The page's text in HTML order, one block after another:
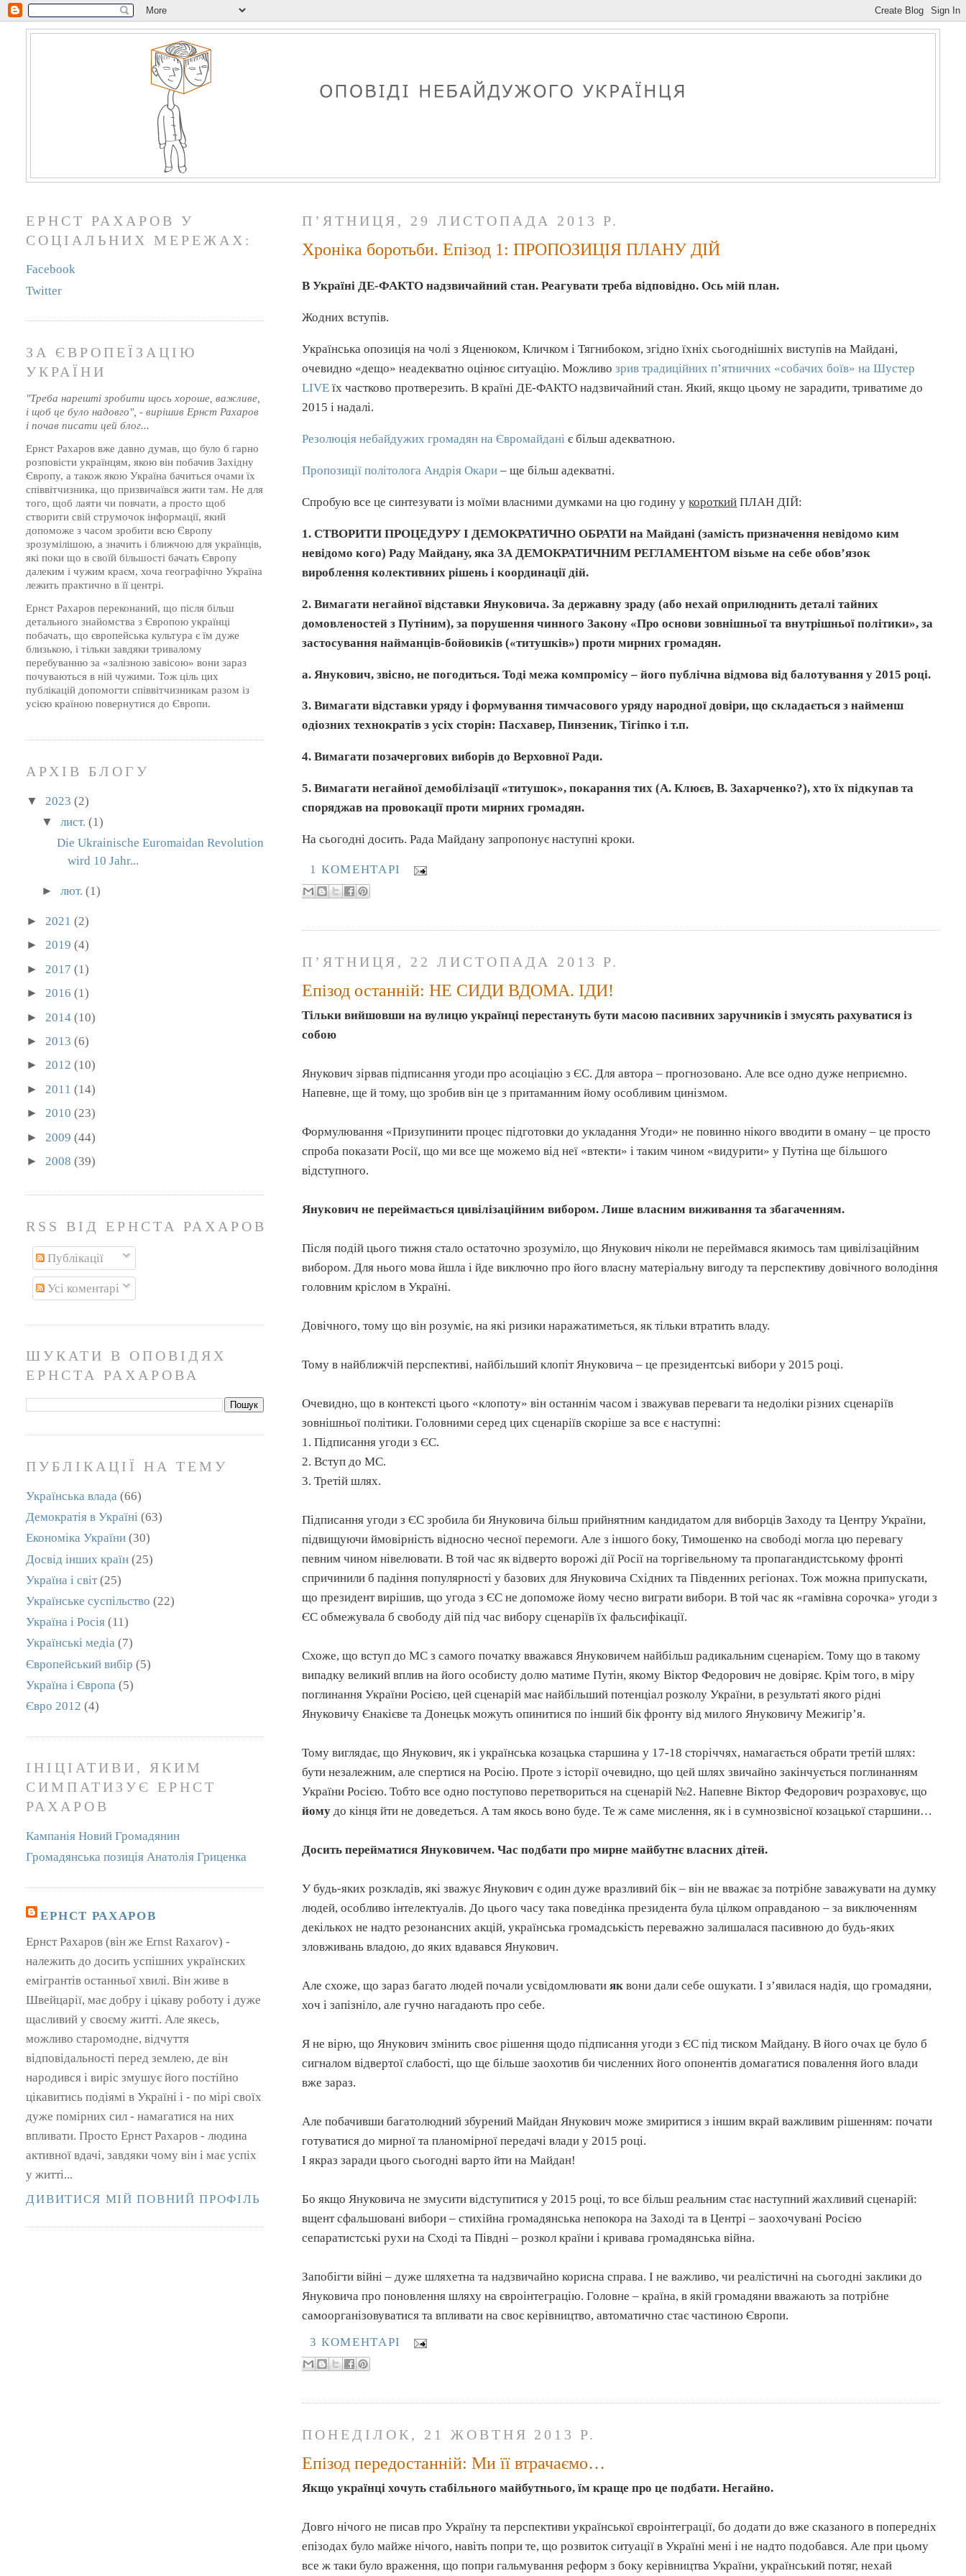
ПʼЯТНИЦЯ, 29 ЛИСТОПАДА 2013 Р.
Хроніка боротьби. Епізод 1: ПРОПОЗИЦІЯ ПЛАНУ ДІЙ
В Україні ДЕ-ФАКТО надзвичайний стан. Реагувати треба відповідно. Ось мій план.
Жодних вступів.
Українська опозиція на чолі з Яценюком, Кличком і Тягнибоком, згідно їхніх сьогоднішніх виступів на Майдані,
очевидно «дещо» неадекватно оцінює ситуацію. Можливозрив традиційних п’ятничних «собачих боїв» на Шустер
LIVE їх частково протверезить. В країні ДЕ-ФАКТО надзвичайний стан. Який, якщо цьому не зарадити, триватиме до
2015 і надалі.
Резолюція небайдужих громадян на Євромайдані є більш адекватною.
Пропозиції політолога Андрія Окари – ще більш адекватні.
Спробую все це синтезувати із моїми власними думками на цю годину укороткий ПЛАН ДІЙ:
1.СТВОРИТИ ПРОЦЕДУРУ І ДЕМОКРАТИЧНО ОБРАТИ на Майдані (замість призначення невідомо ким
невідомо кого) Раду Майдану, яка ЗА ДЕМОКРАТИЧНИМ РЕГЛАМЕНТОМ візьме на себе обов’язок
вироблення колективних рішень і координації дій.
2.Вимагати негайної відставки Януковича. За державну зраду (або нехай оприлюднить деталі тайних
домовленостей з Путіним), за порушення чинного Закону «Про основи зовнішньої та внутрішньої політики», за
застосування найманців-бойовиків («титушків») проти мирних громадян.
a. Янукович, звісно, не погодиться. Тоді межа компромісу – його публічна відмова від балотування у 2015 році.
3.Вимагати відставки уряду і формування тимчасового уряду народної довіри, що складається з найменш
одіозних технократів з усіх сторін: Пасхавер, Пинзеник, Тігіпко і т.п.
4.Вимагати позачергових виборів до Верховної Ради.
5.Вимагати негайної демобілізації «титушок», покарання тих (А. Клюєв, В. Захарченко?), хто їх підкупав та
споряджав на провокації проти мирних громадян.
На сьогодні досить. Рада Майдану запропонує наступні кроки.
1 КОМЕНТАРІ
ПʼЯТНИЦЯ, 22 ЛИСТОПАДА 2013 Р.
Епізод останній: НЕ СИДИ ВДОМА. ІДИ!
Тільки вийшовши на вулицю українці перестануть бути масою пасивних заручників і змусять рахуватися із
собою
Янукович зірвав підписання угоди про асоціацію з ЄС. Для автора – прогнозовано. Але все одно дуже неприємно.
Напевне, ще й тому, що зробив він це з притаманним йому особливим цинізмом.
Формулювання «Призупинити процес підготовки до укладання Угоди» не повинно нікого вводити в оману – це просто
спроба показати Росії, що ми все ще можемо від неї «втекти» і таким чином «видурити» у Путіна ще більшого
відступного.
Янукович не переймається цивілізаційним вибором. Лише власним виживання та збагаченням.
Після подій цього тижня стало остаточно зрозуміло, що Янукович ніколи не переймався якимось там цивілізаційним
вибором. Для нього мова йшла і йде виключно про його власну матеріальну вигоду та перспективу довічного володіння
головним кріслом в Україні.
Довічного, тому що він розуміє, на які ризики наражатиметься, як тільки втратить владу.
Тому в найближчій перспективі, найбільший клопіт Януковича – це президентські вибори у 2015 році.
Очевидно, що в контексті цього «клопоту» він останнім часом і зважував переваги та недоліки різних сценаріїв
зовнішньої політики. Головними серед цих сценаріїв скоріше за все є наступні:
1. Підписання угоди з ЄС.
2. Вступ до МС.
3. Третій шлях.
Підписання угоди з ЄС зробила би Януковича більш прийнятним кандидатом для виборців Заходу та Центру України,
підвищуючи ймовірність відносно чесної перемоги. Але з іншого боку, Тимошенко на свободі могла цю перевагу
певним чином нівелювати. В той час як відверто ворожі дії Росії на торгівельному та пропагандистському фронті
спричинили б падіння популярності у базових для Януковича Східних та Південних регіонах. Тож можна припускати,
що президент вирішив, що угода з ЄС не допоможе йому чесно виграти вибори. В той час як «гамівна сорочка» угоди з
ЄС обмежувала б свободу дій під час вибору сценаріїв їх фальсифікації.
Схоже, що вступ до МС з самого початку вважався Януковичем найбільш радикальним сценарієм. Тому що в такому
випадку великий вплив на його особисту долю матиме Путін, якому Віктор Федорович не довіряє. Крім того, в міру
поглинання України Росією, цей сценарій має найбільший потенціал розколу України, в результаті якого рідні
Януковичу Єнакієве та Донецьк можуть опинитися по інший бік фронту від милого Януковичу Межигір’я.
Тому виглядає, що Янукович, як і українська козацька старшина у 17-18 сторіччях, намагається обрати третій шлях:
бути незалежним, але спертися на Росію. Проте з історії очевидно, що цей шлях звичайно закінчується поглинанням
України Росією. Тобто все одно поступово перетвориться на сценарій №2. Напевне Віктор Федорович розраховує, що
йому до кінця йти не доведеться. А там якось воно буде. Те ж саме мислення, як і в сумнозвісної козацької старшини…
Досить перейматися Януковичем. Час подбати про мирне майбутнє власних дітей.
У будь-яких розкладів, які зважує Янукович є один дуже вразливий бік – він не вважає за потрібне заважувати на думку
людей, особливо інтелектуалів. До цього часу така поведінка президента була цілком оправданою – за виключенням
декількох не надто резонансних акцій, українська громадськість переважно залишалася пасивною до будь-яких
зловживань владою, до яких вдавався Янукович.
Але схоже, що зараз багато людей почали усвідомлювати як вони дали себе ошукати. І з’явилася надія, що громадяни,
хоч і запізніло, але гучно нагадають про себе.
Я не вірю, що Янукович змінить своє рішення щодо підписання угоди з ЄС під тиском Майдану. В його очах це було б
сигналом відвертої слабості, що ще більше заохотив би численних його опонентів домагатися повалення його влади
вже зараз.
Але побачивши багатолюдний збурений Майдан Янукович може змиритися з іншим вкрай важливим рішенням: почати
готуватися до мирної та планомірної передачі влади у 2015 році.
І якраз заради цього сьогодні варто йти на Майдан!
Бо якщо Януковича не змусити відступитися у 2015 році, то все більш реальним стає наступний жахливий сценарій:
вщент сфальшовані вибори – стихійна громадянська непокора на Заході та в Центрі – заохочувані Росією
сепаратистські рухи на Сході та Півдні – розкол країни і кривава громадянська війна.
Запобігти війні – дуже шляхетна та надзвичайно корисна справа. І не важливо, чи реалістичні на сьогодні заклики до
Януковича про поновлення шляху на євроінтеграцію. Головне – країна, в якій громадяни вважають за потрібне
самоорганізовуватися та впливати на своє керівництво, автоматично стає частиною Європи.
3 КОМЕНТАРІ
ПОНЕДІЛОК, 21 ЖОВТНЯ 2013 Р.
Епізод передостанній: Ми її втрачаємо…
Якщо українці хочуть стабільного майбутнього, їм краще про це подбати. Негайно.
Довго нічого не писав про Україну та перспективи української євроінтеграції, бо додати до вже сказаного в попередніх
епізодах було майже нічого, навіть попри те, що розвиток ситуації в Україні мені і не надто подобався. Але при цьому
все ж таки було враження, що попри гальмування реформ з боку керівництва України, український потяг, нехай
ЕРНСТ РАХАРОВ У
СОЦІАЛЬНИХ МЕРЕЖАХ:
Facebook
Twitter
ЗА ЄВРОПЕЇЗАЦІЮ
УКРАЇНИ
"Треба нарешті зробити щось хороше, важливе,
і щоб це було надовго", - вирішив Ернст Рахаров
і почав писати цей блог...
Ернст Рахаров вже давно думав, що було б гарно
розповісти українцям, якою він побачив Західну
Європу, а також якою Україна бачиться очами їх
співвітчизника, що призвичаївся жити там. Не для
того, щоб лаяти чи повчати, а просто щоб
створити свій струмочок інформації, який
допоможе з часом зробити всю Європу
зрозумілішою, а значить і ближчою для українців,
які поки що в своїй більшості бачать Європу
далеким і чужим краєм, хоча географічно Україна
лежить практично в її центрі.
Ернст Рахаров переконаний, що після більш
детального знайомства з Європою українці
побачать, що європейська культура є їм дуже
близькою, і тільки завдяки тривалому
перебуванню за «залізною завісою» вони зараз
почуваються в ній чужими. Тож ціль цих
публікацій допомогти співвітчизникам разом із
усією країною повернутися до Європи.
АРХІВ БЛОГУ
▼ 2023(2)
▼ лист. (1)
Die Ukrainische Euromaidan Revolution
wird 10 Jahr...
► лют. (1)
► 2021(2)
►2019(4)
► 2017(1)
►2016(1)
► 2014(10)
►2013(6)
►2012(10)
►2011(14)
►2010(23)
► 2009(44)
►2008(39)
RSS ВІД ЕРНСТА РАХАРОВА
Публікації
Усі коментарі
ШУКАТИ В ОПОВІДЯХ
ЕРНСТА РАХАРОВА
ПУБЛІКАЦІЇ НА ТЕМУ
Українська влада (66)
Демократія в Україні (63)
Економіка України (30)
Досвід інших країн (25)
Україна і світ (25)
Українське суспільство (22)
Україна і Росія (11)
Українські медіа (7)
Європейський вибір (5)
Україна і Європа (5)
Євро 2012 (4)
ІНІЦІАТИВИ, ЯКИМ
СИМПАТИЗУЄ ЕРНСТ
РАХАРОВ
Кампанія Новий Громадянин
Громадянська позиція Анатолія Гриценка
ЕРНСТ РАХАРОВ
Ернст Рахаров (він же Ernst Raxarov) -
належить до досить успішних українских
емігрантів останньої хвилі. Він живе в
Швейцарії, має добру і цікаву роботу і дуже
щасливий у своєму житті. Але якесь,
можливо старомодне, відчуття
відповідальності перед землею, де він
народився і виріс змушує його постійно
цікавитись подіямі в Україні і - по мірі своїх
дуже помірних сил - намагатися на них
впливати. Просто Ернст Рахаров - людина
активної вдачі, завдяки чому він і має успіх
у житті...
ДИВИТИСЯ МІЙ ПОВНИЙ ПРОФІЛЬ